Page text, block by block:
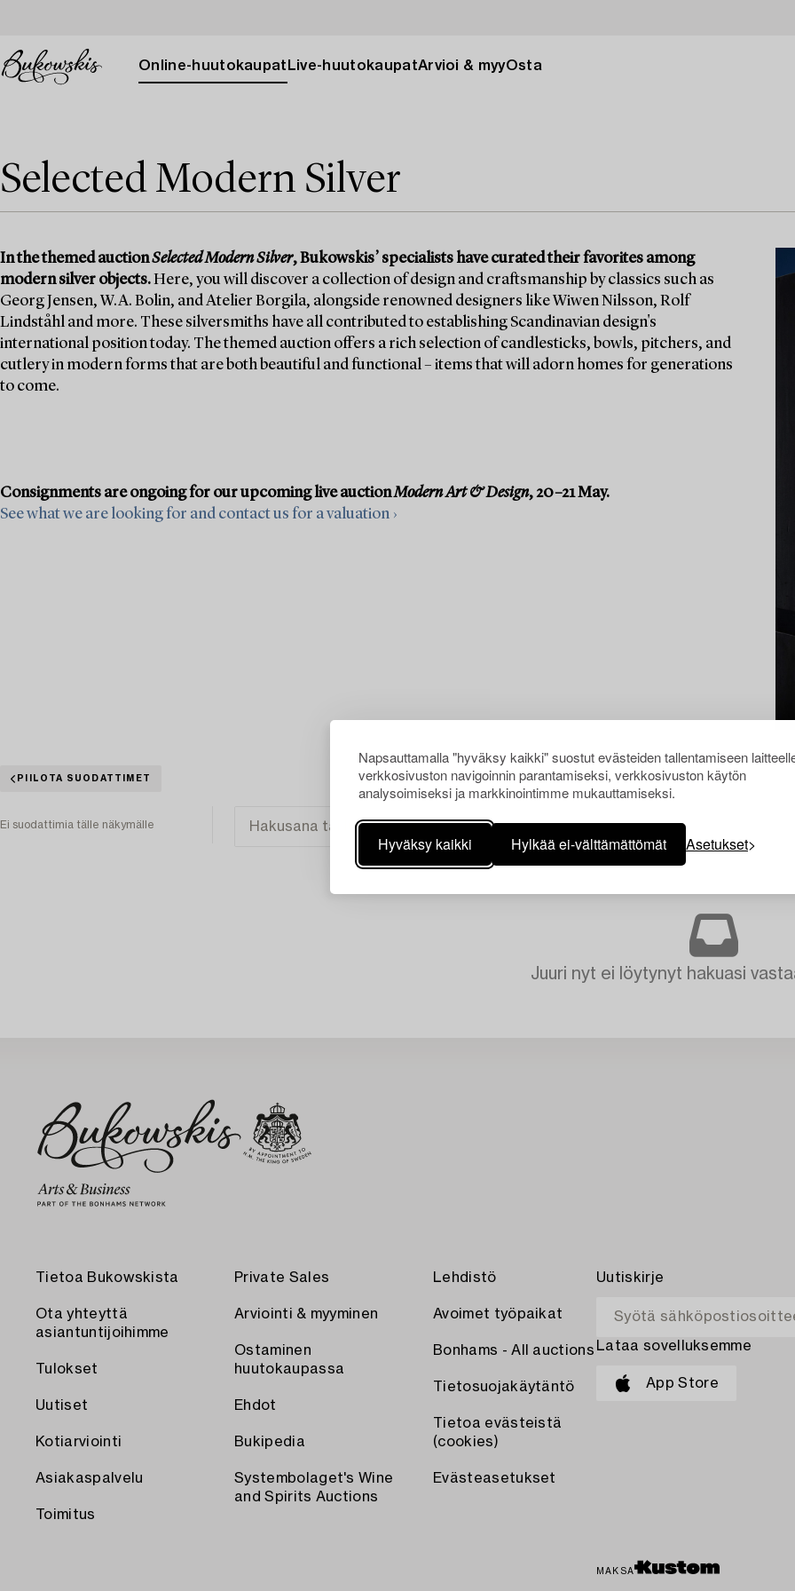
Napsauttamalla "hyväksy kaikki" suostut evästeiden tallentamiseen
verkkosivuston navigoinnin parantamiseksi, verkkosivuston käytön
analysoimiseksi ja markkinointimme mukauttamiseksi.
Hyväksy kaikki Hylkää ei-välttämättömät Asetukset
Online-huutokaupat Live-huutokaupatArvioi & myyOsta
Selected Modern Silver
In the themed auctionSelected Modern Silver, Bukowskis’ specialists have curated their favorites among
modern silver objects.Here, you will discover a collection of design and craftsmanship by classics such as
Georg Jensen, W.A. Bolin, and Atelier Borgila, alongside renowned designers like Wiwen Nilsson, Rolf
Lindståhl and more. These silversmiths have all contributed to establishing Scandinavian design's
international position today. The themed auction offers a rich selection of candlesticks, bowls, pitchers, and
cutlery in modern forms that are both beautiful and functional – items that will adorn homes for generations
to come.
Consignments are ongoing for our upcoming live auctionModern Art & Design, 20–21 May.
See what we are looking for and contact us for a valuation ›
PIILOTA SUODATTIMET
Ei suodattimia tälle näkymälle
Juuri nyt ei löytynyt hakuasi
Tietoa Bukowskista
Ota yhteyttä
asiantuntijoihimme
Tulokset
Uutiset
Kotiarviointi
Asiakaspalvelu
Toimitus
Private Sales
Arviointi & myyminen
Ostaminen
huutokaupassa
Ehdot
Bukipedia
Systembolaget's Wine
and Spirits Auctions
Lehdistö
Avoimet työpaikat
Bonhams - All auctions
Tietosuojakäytäntö
Tietoa evästeistä
(cookies)
Evästeasetukset
Uutiskirje
Lataa sovelluksemme
App Store
MAKSA